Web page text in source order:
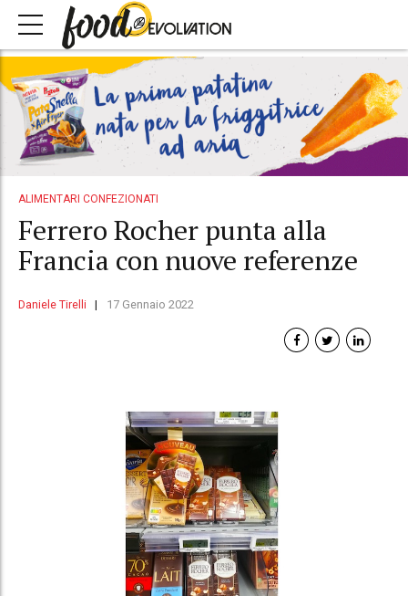
ALIMENTARI CONFEZIONATI
Ferrero Rocher punta alla
Francia con nuove referenze
Daniele Tirelli 17 Gennaio 2022